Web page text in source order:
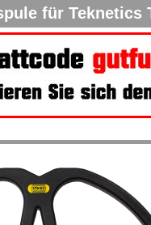
für Teknetics